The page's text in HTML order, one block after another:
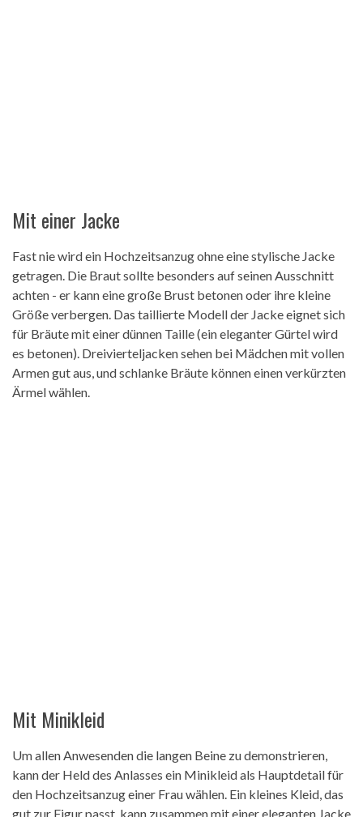
Mit einer Jacke
Fast nie wird ein Hochzeitsanzug ohne eine stylische Jacke
getragen. Die Braut sollte besonders auf seinen Ausschnitt
achten - er kann eine große Brust betonen oder ihre kleine
Größe verbergen. Das taillierte Modell der Jacke eignet sich
für Bräute mit einer dünnen Taille (ein eleganter Gürtel wird
es betonen). Dreivierteljacken sehen bei Mädchen mit vollen
Armen gut aus, und schlanke Bräute können einen verkürzten
Ärmel wählen.
Mit Minikleid
Um allen Anwesenden die langen Beine zu demonstrieren,
kann der Held des Anlasses ein Minikleid als Hauptdetail für
den Hochzeitsanzug einer Frau wählen. Ein kleines Kleid, das
gut zur Figur passt, kann zusammen mit einer eleganten Jacke